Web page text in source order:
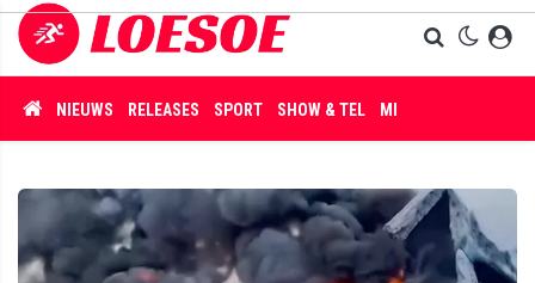
NIEUWS RELEASES SPORT SHOW & TEL MISDAAD